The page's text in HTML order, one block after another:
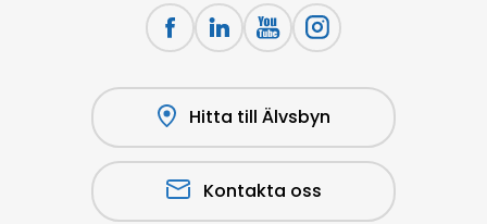
Hitta till Älvsbyn
Kontakta oss